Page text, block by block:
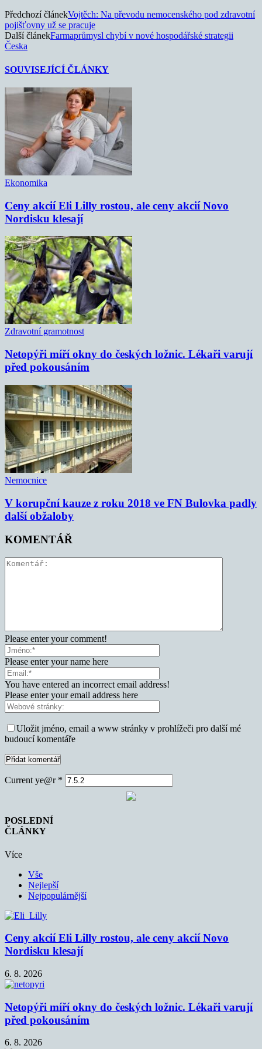
Předchozí článekVojtěch: Na převodu nemocenského pod zdravotní
pojišťovny už se pracuje
Další článekFarmaprůmysl chybí v nové hospodářské strategii
Česka
SOUVISEJÍCÍ ČLÁNKY
Ekonomika
Ceny akcií Eli Lilly rostou, ale ceny akcií Novo
Nordisku klesají
Zdravotní gramotnost
Netopýři míří okny do českých ložnic. Lékaři varují
před pokousáním
Nemocnice
V korupční kauze z roku 2018 ve FN Bulovka padly
další obžaloby
KOMENTÁŘ
Please enter your comment!
Please enter your name here
You have entered an incorrect email address!
Please enter your email address here
Uložit jméno, email a www stránky v prohlížeči pro další mé
budoucí komentáře
Current ye@r *
POSLEDNÍ
ČLÁNKY
Více
Vše
Nejlepší
Nejpopulárnější
Ceny akcií Eli Lilly rostou, ale ceny akcií Novo
Nordisku klesají
6. 8. 2026
Netopýři míří okny do českých ložnic. Lékaři varují
před pokousáním
6. 8. 2026